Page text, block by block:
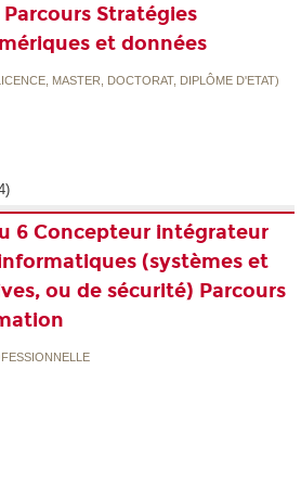
Stratégies
et données
MASTER, DOCTORAT, DIPLÔME D'ETAT)
6 Concepteur intégrateur
(systèmes et
ou de sécurité) Parcours